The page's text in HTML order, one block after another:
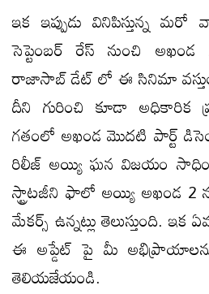
ఇక ఇప్పుడు వినిపిస్తున్న
సెప్టెంబర్ రేస్ నుంచి అఖండ
రాజాసాబ్ డేట్ లో ఈ సినిమా
దీని గురించి కూడా అధికారిక
గతంలో అఖండ మొదటి పార్ట్
రిలీజ్ అయ్యి ఘన విజయం
స్ట్రాటజీని ఫాలో అయ్యి అఖండ 2
మేకర్స్ ఉన్నట్లు తెలుస్తుంది.
ఈ అప్డేట్ పై మీ
తెలియజేయండి.